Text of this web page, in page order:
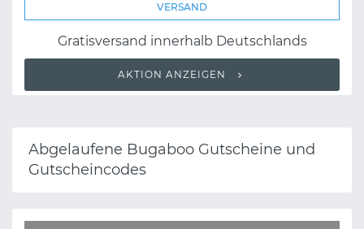
VERSAND
Gratisversand innerhalb Deutschlands
AKTION ANZEIGEN
Abgelaufene Bugaboo Gutscheine und
Gutscheincodes